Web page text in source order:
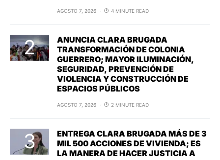
AGOSTO 7, 2026 4 MINUTE READ
ANUNCIA CLARA BRUGADA
TRANSFORMACIÓN DE COLONIA
GUERRERO; MAYOR ILUMINACIÓN,
SEGURIDAD, PREVENCIÓN DE
VIOLENCIA Y CONSTRUCCIÓN DE
ESPACIOS PÚBLICOS
AGOSTO 7, 2026 2 MINUTE READ
ENTREGA CLARA BRUGADA MÁS DE 3
MIL 500 ACCIONES DE VIVIENDA; ES
LA MANERA DE HACER JUSTICIA A